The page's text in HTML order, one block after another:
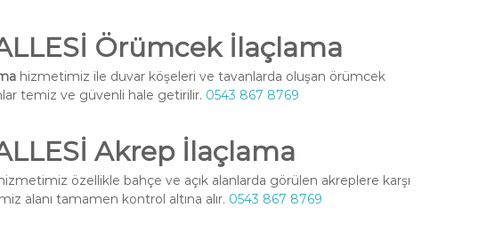
Örümcek İlaçlama
hizmetimiz ile duvar köşeleri ve tavanlarda oluşan örümcek
temiz ve güvenli hale getirilir. 0543 867 8769
Akrep İlaçlama
özellikle bahçe ve açık alanlarda görülen akreplere karşı
alanı tamamen kontrol altına alır. 0543 867 8769